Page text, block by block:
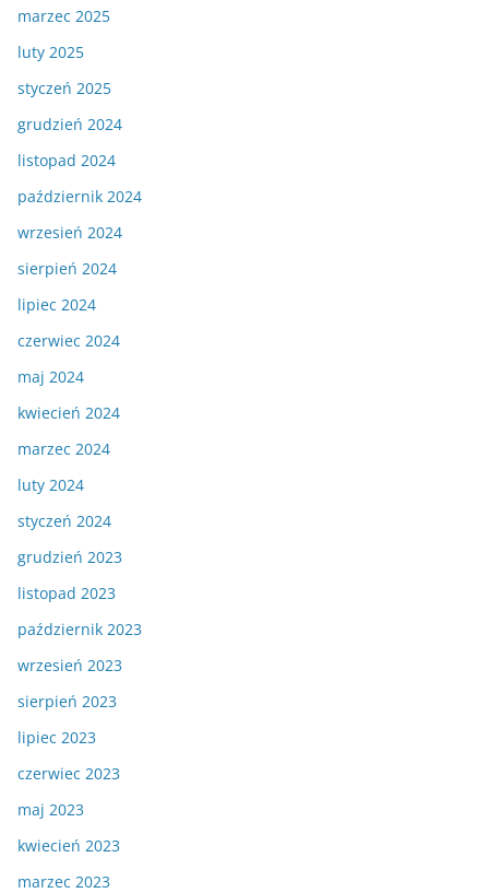
marzec 2025
luty 2025
styczeń 2025
grudzień 2024
listopad 2024
październik 2024
wrzesień 2024
sierpień 2024
lipiec 2024
czerwiec 2024
maj 2024
kwiecień 2024
marzec 2024
luty 2024
styczeń 2024
grudzień 2023
listopad 2023
październik 2023
wrzesień 2023
sierpień 2023
lipiec 2023
czerwiec 2023
maj 2023
kwiecień 2023
marzec 2023